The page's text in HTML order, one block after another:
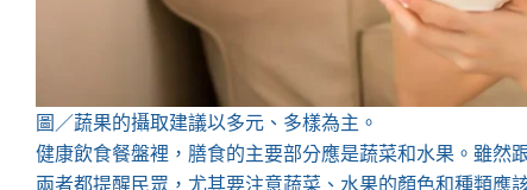
圖／蔬果的攝取建議以多元、多樣為主。
健康飲食餐盤裡，膳食的主要部分應是蔬菜和水果。雖然
兩者都提醒民眾，尤其要注意蔬菜、水果的顏色和種類應